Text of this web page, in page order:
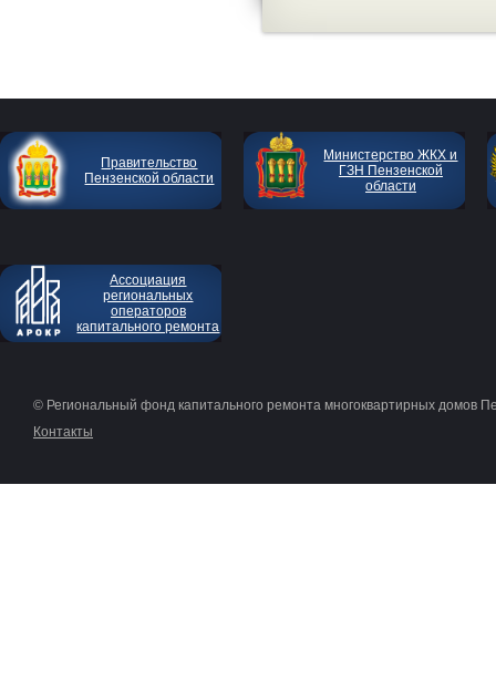
Правительство
Пензенской области
Министерство ЖКХ и
ГЗН Пензенской
области
Ассоциация
региональных
операторов
капитального ремонта
© Региональный фонд капитального ремонта многоквартирных домов
Контакты